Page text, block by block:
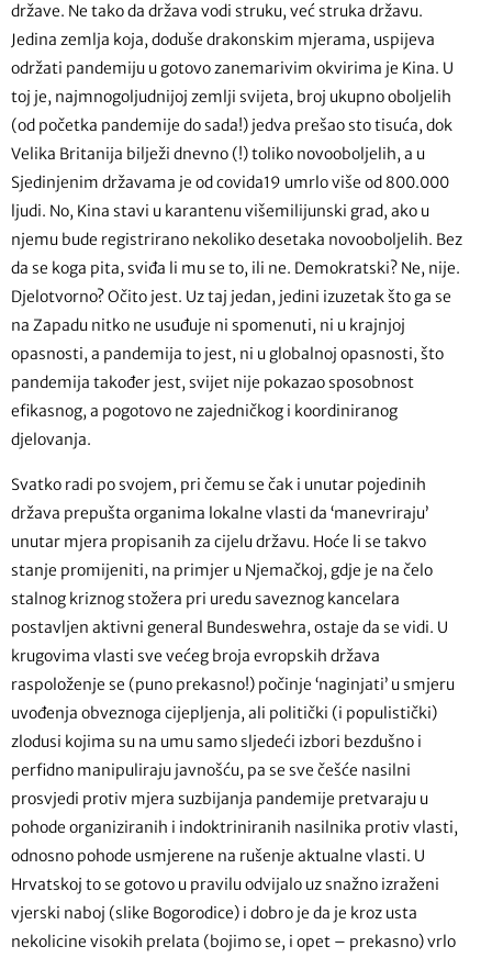
države. Ne tako da država vodi struku, već struka državu.
Jedina zemlja koja, doduše drakonskim mjerama, uspijeva
održati pandemiju u gotovo zanemarivim okvirima je Kina. U
toj je, najmnogoljudnijoj zemlji svijeta, broj ukupno oboljelih
(od početka pandemije do sada!) jedva prešao sto tisuća, dok
Velika Britanija bilježi dnevno (!) toliko novooboljelih, a u
Sjedinjenim državama je od covida19 umrlo više od 800.000
ljudi. No, Kina stavi u karantenu višemilijunski grad, ako u
njemu bude registrirano nekoliko desetaka novooboljelih. Bez
da se koga pita, sviđa li mu se to, ili ne. Demokratski? Ne, nije.
Djelotvorno? Očito jest. Uz taj jedan, jedini izuzetak što ga se
na Zapadu nitko ne usuđuje ni spomenuti, ni u krajnjoj
opasnosti, a pandemija to jest, ni u globalnoj opasnosti, što
pandemija također jest, svijet nije pokazao sposobnost
efikasnog, a pogotovo ne zajedničkog i koordiniranog
djelovanja.
Svatko radi po svojem, pri čemu se čak i unutar pojedinih
država prepušta organima lokalne vlasti da ‘manevriraju’
unutar mjera propisanih za cijelu državu. Hoće li se takvo
stanje promijeniti, na primjer u Njemačkoj, gdje je na čelo
stalnog kriznog stožera pri uredu saveznog kancelara
postavljen aktivni general Bundeswehra, ostaje da se vidi. U
krugovima vlasti sve većeg broja evropskih država
raspoloženje se (puno prekasno!) počinje ‘naginjati’ u smjeru
uvođenja obveznoga cijepljenja, ali politički (i populistički)
zlodusi kojima su na umu samo sljedeći izbori bezdušno i
perfidno manipuliraju javnošću, pa se sve češće nasilni
prosvjedi protiv mjera suzbijanja pandemije pretvaraju u
pohode organiziranih i indoktriniranih nasilnika protiv vlasti,
odnosno pohode usmjerene na rušenje aktualne vlasti. U
Hrvatskoj to se gotovo u pravilu odvijalo uz snažno izraženi
vjerski naboj (slike Bogorodice) i dobro je da je kroz usta
nekolicine visokih prelata (bojimo se, i opet – prekasno) vrlo